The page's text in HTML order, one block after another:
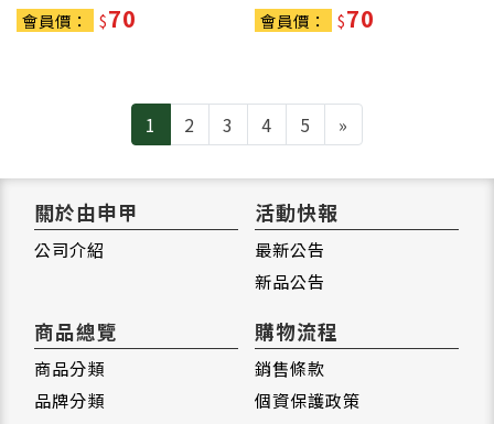
會員價：
$70
會員價：
$70
1 2 3 4 5 »
關於由申甲
公司介紹
活動快報
最新公告
新品公告
商品總覽
商品分類
品牌分類
購物流程
銷售條款
個資保護政策